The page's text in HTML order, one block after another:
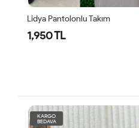
Lidya Pantolonlu Takım
1,950 TL
KARGO
BEDAVA